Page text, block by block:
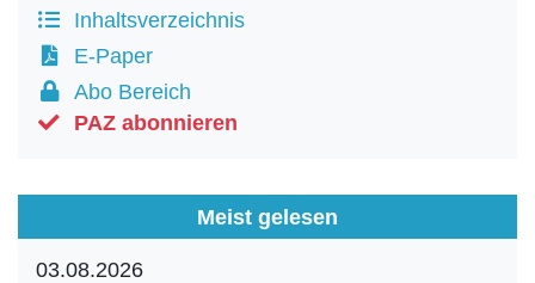
Inhaltsverzeichnis
E-Paper
Abo Bereich
PAZ abonnieren
Meist gelesen
03.08.2026